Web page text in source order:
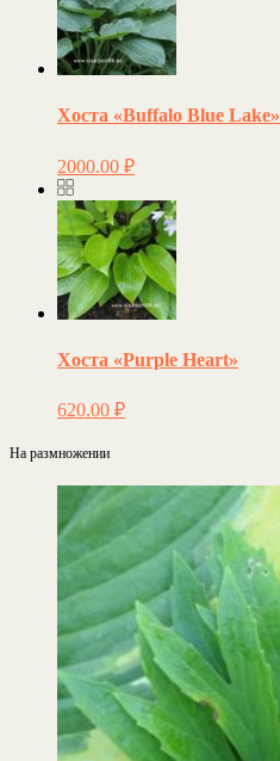
Хоста «Buffalo Blue Lake»
2000.00 ₽
Хоста «Purple Heart»
620.00 ₽
На размножении